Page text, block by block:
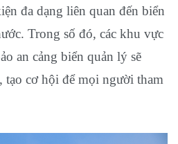
đa dạng liên quan đến biển
Trong số đó, các khu vực
an cảng biển quản lý sẽ
tạo cơ hội để mọi người tham